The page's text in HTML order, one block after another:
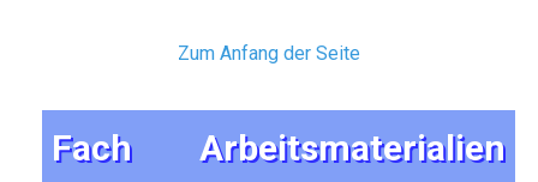
Zum Anfang der Seite
Fach
Arbeitsmaterialien